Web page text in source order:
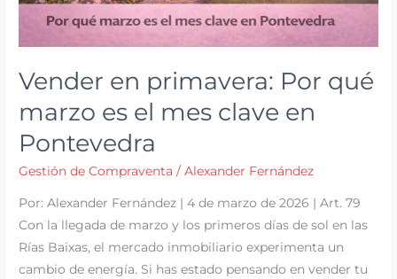
Vender en primavera: Por qué
marzo es el mes clave en
Pontevedra
Gestión de Compraventa /Alexander Fernández
Por: Alexander Fernández | 4 de marzo de 2026 | Art. 79
Con la llegada de marzo y los primeros días de sol en las
Rías Baixas, el mercado inmobiliario experimenta un
cambio de energía. Si has estado pensando en vender tu